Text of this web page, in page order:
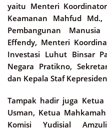
yaitu Menteri
Keamanan Mahfud
Pembangunan
Effendy, Menteri
Investasi Luhut Binsar
Negara Pratikno,
dan Kepala Staf
Tampak hadir juga
Usman, Ketua
Komisi Yudisial